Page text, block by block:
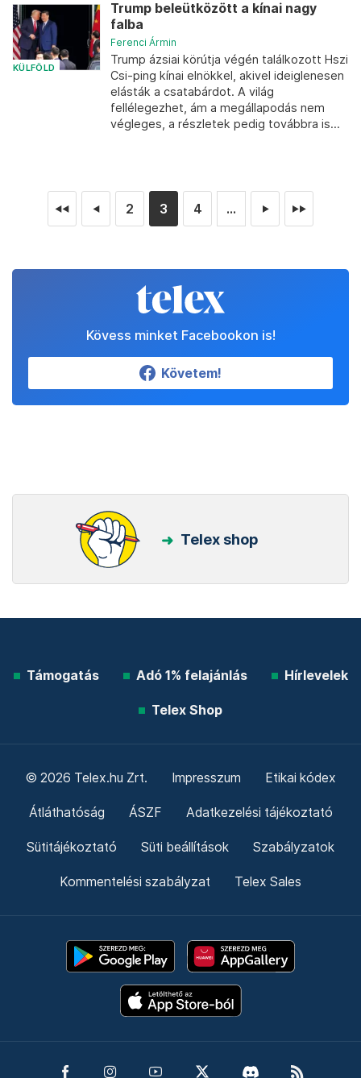
KÜLFÖLD
Trump beleütközött a kínai nagy
falba
Ferenci Ármin
Trump ázsiai körútja végén találkozott Hszi
Csi-ping kínai elnökkel, akivel ideiglenesen
elásták a csatabárdot. A világ
fellélegezhet, ám a megállapodás nem
végleges, a részletek pedig továbbra is...
◄◄ ◄ 2 3 4 ... ► ►►
Kövess minket Facebookon is!
Követem!
Telex shop
Támogatás Adó 1% felajánlás Hírlevelek
Telex Shop
© 2026 Telex.hu Zrt. Impresszum Etikai kódex
Átláthatóság ÁSZF Adatkezelési tájékoztató
Sütitájékoztató Süti beállítások Szabályzatok
Kommentelési szabályzat Telex Sales